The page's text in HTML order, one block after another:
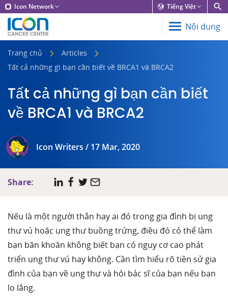
Icon Network Tiếng Việt
Nội dung
Trang chủ
Articles
Tất cả những gì bạn cần biết về BRCA1 và BRCA2
Tất cả những gì bạn cần biết
về BRCA1 và BRCA2
Icon Writers / 17 Mar, 2020
Share:
Nếu là một người thân hay ai đó trong gia đình bị ung
thư vú hoặc ung thư buồng trứng, điều đó có thể làm
bạn băn khoăn không biết bạn có nguy cơ cao phát
triển ung thư vú hay không. Cần tìm hiểu rõ tiền sử gia
đình của bạn về ung thư và hỏi bác sĩ của bạn nếu bạn
lo lắng.